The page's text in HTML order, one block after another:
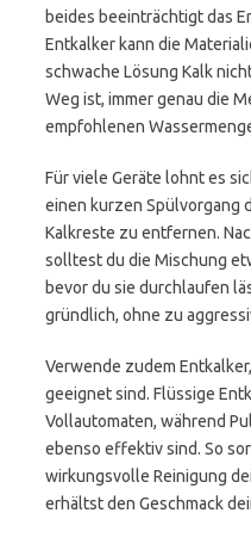
beides beeinträchtigt das
Entkalker kann die
schwache Lösung Kalk
Weg ist, immer genau die
empfohlenen
Für viele Geräte lohnt es
einen kurzen Spülvorgang
Kalkreste zu entfernen.
solltest du die Mischung
bevor du sie durchlaufen
gründlich, ohne zu
Verwende zudem
geeignet sind. Flüssige
Vollautomaten, während
ebenso effektiv sind. So
wirkungsvolle Reinigung
erhältst den Geschmack